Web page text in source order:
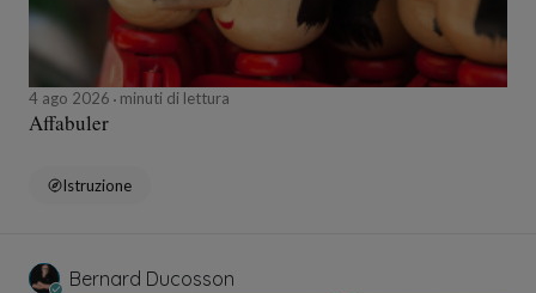
4 ago 2026 minuti di lettura
Affabuler
Istruzione
Bernard Ducosson